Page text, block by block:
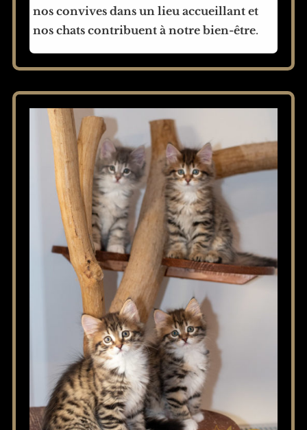
nos convives dans un lieu accueillant et
nos chats contribuent à notre bien-être.